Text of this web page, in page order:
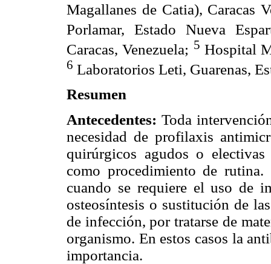
Magallanes de Catia), Caracas
Porlamar, Estado Nueva
Caracas, Venezuela; 5 Hospital
6 Laboratorios Leti, Guarenas,
Resumen
Antecedentes: Toda
necesidad de profilaxis
quirúrgicos agudos o
como procedimiento de
cuando se requiere el uso de
osteosíntesis o sustitución de
de infección, por tratarse de
organismo. En estos casos la
importancia.